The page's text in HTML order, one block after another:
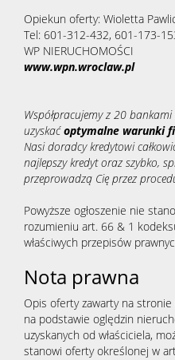
Opiekun oferty: Wioletta
Tel: 601-312-432, 601-173-
WP NIERUCHOMOŚCI
www.wpn.wroclaw.pl
Współpracujemy z 20
uzyskać optymalne warunki
Nasi doradcy kredytowi
najlepszy kredyt oraz szybko,
przeprowadzą Cię przez
Powyższe ogłoszenie nie
rozumieniu art. 66 & 1
właściwych przepisów
Nota prawna
Opis oferty zawarty na
na podstawie oględzin
uzyskanych od właściciela,
stanowi oferty określonej w